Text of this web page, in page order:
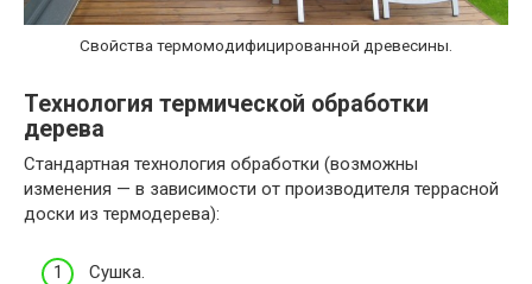
Свойства термомодифицированной древесины.
Технология термической обработки
дерева
Стандартная технология обработки (возможны
изменения — в зависимости от производителя террасной
доски из термодерева):
Сушка.